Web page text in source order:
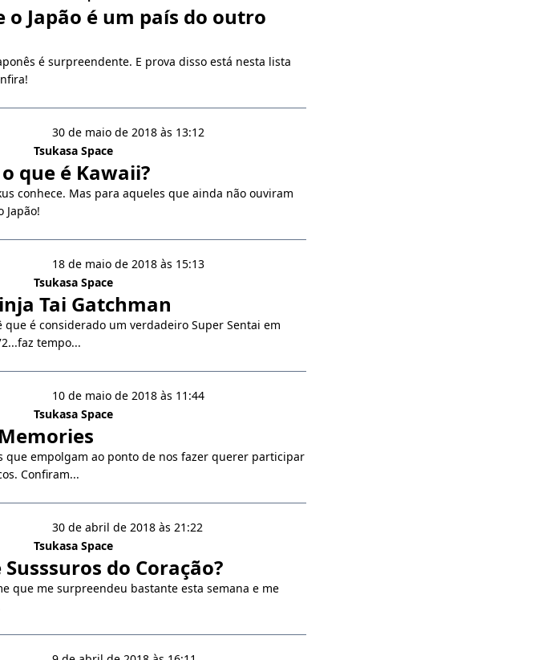
o Japão é um país do outro
é surpreendente. E prova disso está nesta lista
30 de maio de 2018 às 13:12
Tsukasa Space
o que é Kawaii?
conhece. Mas para aqueles que ainda não ouviram
Japão!
18 de maio de 2018 às 15:13
Tsukasa Space
Tai Gatchman
é considerado um verdadeiro Super Sentai em
tempo...
10 de maio de 2018 às 11:44
Tsukasa Space
que empolgam ao ponto de nos fazer querer participar
Confiram...
30 de abril de 2018 às 21:22
Tsukasa Space
do Coração?
que me surpreendeu bastante esta semana e me